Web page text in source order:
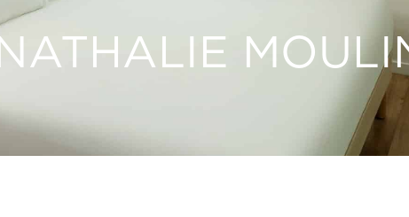
NATHALIE